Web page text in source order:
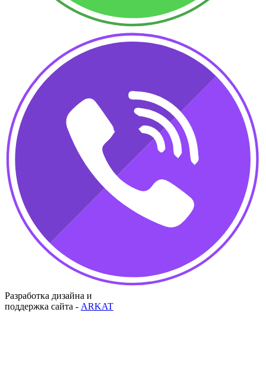
Разработка дизайна и
поддержка сайта - ARKAT